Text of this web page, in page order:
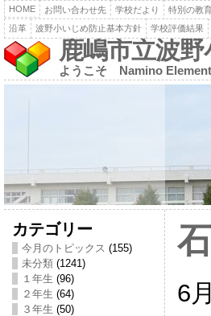
HOME お問い合わせ先 学校だより 特別の教
沿革
波野小いじめ防止基本方針 学校評価結果
鹿嶋市立波野
ようこそ Namino
カテゴリー
今月のトピックス (155)
未分類(1241)
１年生 (96)
２年生 (64)
３年生 (50)
6